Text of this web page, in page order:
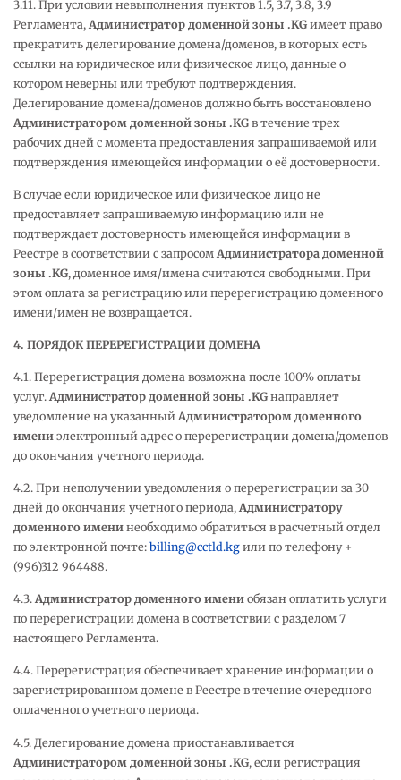
3.11. При условии невыполнения пунктов 1.5, 3.7, 3.8, 3.9
Регламента, Администратор доменной зоны .KG имеет право
прекратить делегирование домена/доменов, в которых есть
ссылки на юридическое или физическое лицо, данные о
котором неверны или требуют подтверждения.
Делегирование домена/доменов должно быть восстановлено
Администратором доменной зоны .KG в течение трех
рабочих дней с момента предоставления запрашиваемой или
подтверждения имеющейся информации о её достоверности.
В случае если юридическое или физическое лицо не
предоставляет запрашиваемую информацию или не
подтверждает достоверность имеющейся информации в
Реестре в соответствии с запросом Администратора доменной
зоны .KG, доменное имя/имена считаются свободными. При
этом оплата за регистрацию или перерегистрацию доменного
имени/имен не возвращается.
4. ПОРЯДОК ПЕРЕРЕГИСТРАЦИИ ДОМЕНА
4.1. Перерегистрация домена возможна после 100% оплаты
услуг. Администратор доменной зоны .KG направляет
уведомление на указанный Администратором доменного
имени электронный адрес о перерегистрации домена/доменов
до окончания учетного периода.
4.2. При неполучении уведомления о перерегистрации за 30
дней до окончания учетного периода, Администратору
доменного имени необходимо обратиться в расчетный отдел
по электронной почте: billing@cctld.kg или по телефону +
(996)312 964488.
4.3. Администратор доменного имени обязан оплатить услуги
по перерегистрации домена в соответствии с разделом 7
настоящего Регламента.
4.4. Перерегистрация обеспечивает хранение информации о
зарегистрированном домене в Реестре в течение очередного
оплаченного учетного периода.
4.5. Делегирование домена приостанавливается
Администратором доменной зоны .KG, если регистрация